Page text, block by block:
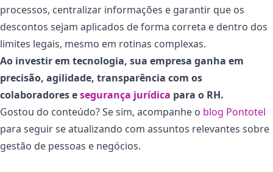
processos, centralizar informações e garantir que os
descontos sejam aplicados de forma correta e dentro dos
limites legais, mesmo em rotinas complexas.
Ao investir em tecnologia, sua empresa ganha em
precisão, agilidade, transparência com os
colaboradores esegurança jurídica para o RH.
Gostou do conteúdo? Se sim, acompanhe o blog Pontotel
para seguir se atualizando com assuntos relevantes sobre
gestão de pessoas e negócios.